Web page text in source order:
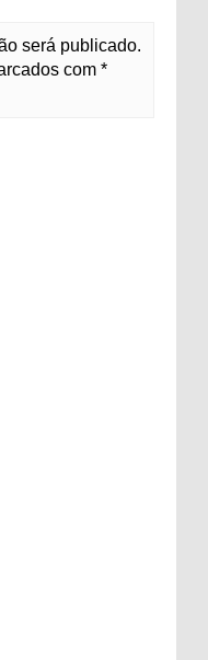
será publicado.
com *